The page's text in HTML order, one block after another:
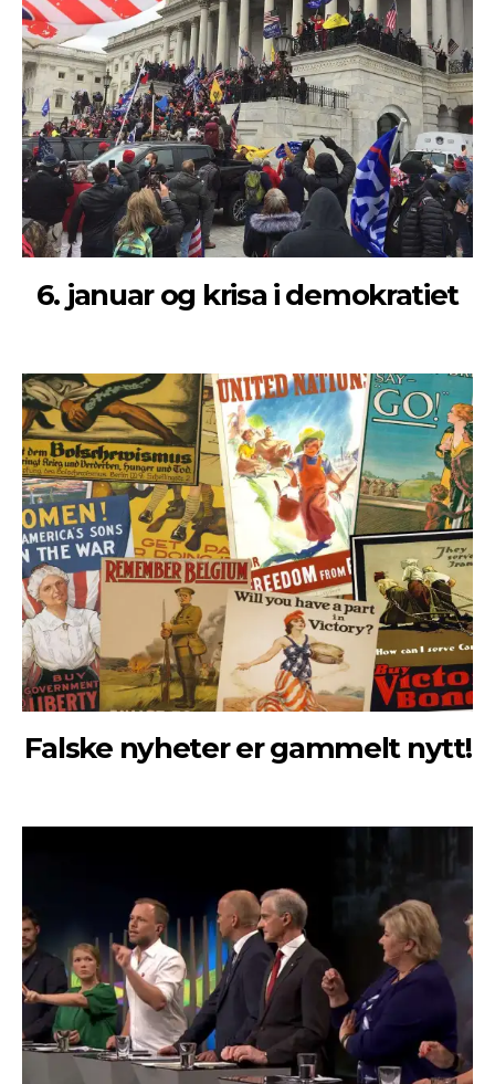
6. januar og krisa i demokratiet
Falske nyheter er gammelt nytt!